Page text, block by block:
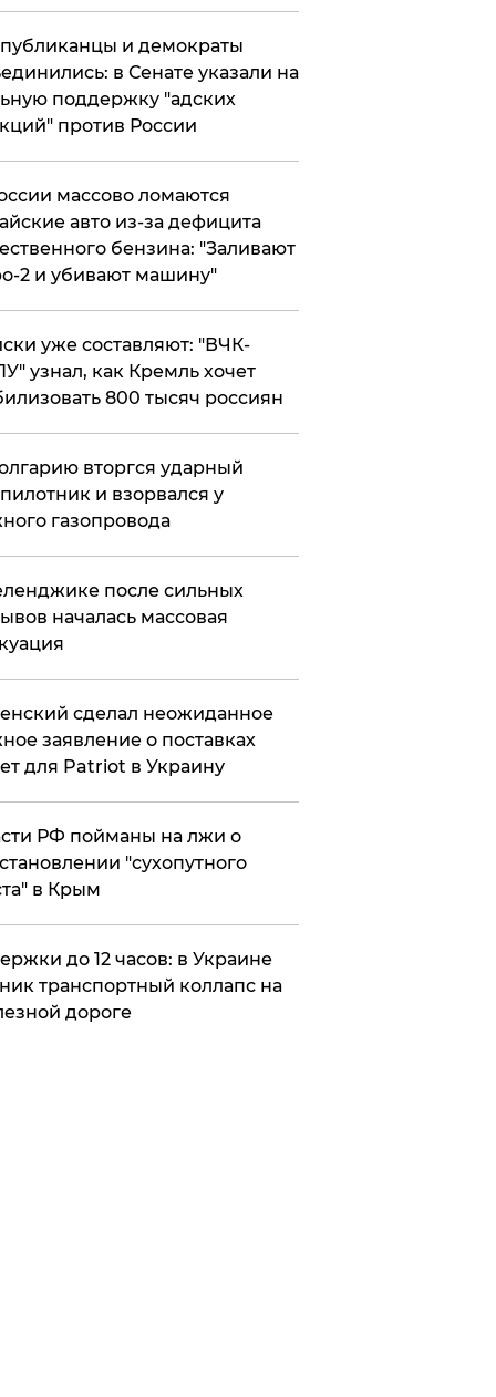
и демократы
в Сенате указали на
поддержку "адских
против России
массово ломаются
авто из-за дефицита
бензина: "Заливают
2 и убивают машину"
уже составляют: "ВЧК-
узнал, как Кремль хочет
800 тысяч россиян
вторгся ударный
и взорвался у
газопровода
после сильных
началась массовая
сделал неожиданное
заявление о поставках
для Patriot в Украину
РФ пойманы на лжи о
"сухопутного
в Крым
до 12 часов: в Украине
транспортный коллапс на
дороге